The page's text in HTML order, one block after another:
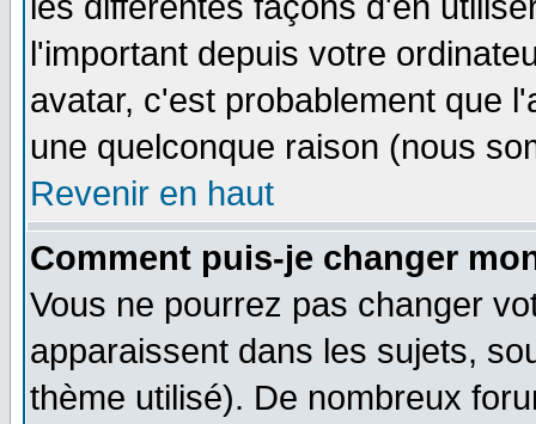
l'important depuis votre
avatar, c'est probablement que
une quelconque raison (nous
Revenir en haut
Comment puis-je changer
Vous ne pourrez pas changer
apparaissent dans les sujets,
thème utilisé). De nombreux